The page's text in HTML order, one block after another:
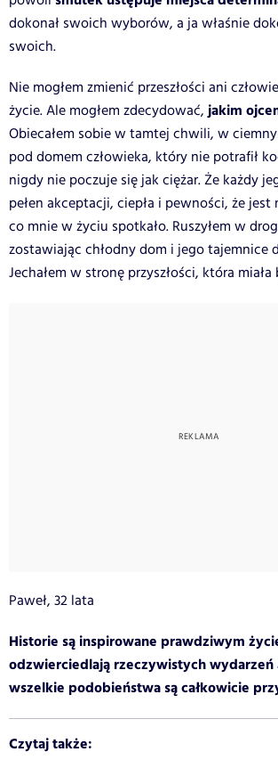
dokonał swoich wyborów, a ja właśnie
swoich.
Nie mogłem zmienić przeszłości ani
życie. Ale mogłem zdecydować,jakim
Obiecałem sobie w tamtej chwili, w
pod domem człowieka, który nie potrafił
nigdy nie poczuje się jak ciężar. Że każdy
pełen akceptacji, ciepła i pewności, że jest
co mnie w życiu spotkało. Ruszyłem w
zostawiając chłodny dom i jego tajemnice
Jechałem w stronę przyszłości, która
Paweł, 32 lata
Historie są inspirowane prawdziwym
odzwierciedlają rzeczywistych wydarzeń
wszelkie podobieństwa są całkowicie
Czytaj także: